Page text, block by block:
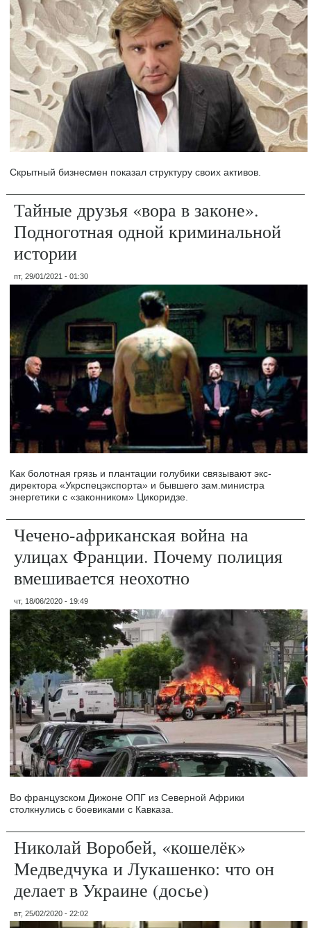
Скрытный бизнесмен показал структуру своих активов.
Тайные друзья «вора в законе».
Подноготная одной криминальной
истории
пт, 29/01/2021 - 01:30
Как болотная грязь и плантации голубики связывают экс-
директора «Укрспецэкспорта» и бывшего зам.министра
энергетики с «законником» Цикоридзе.
Чечено-африканская война на
улицах Франции. Почему полиция
вмешивается неохотно
чт, 18/06/2020 - 19:49
Во французском Дижоне ОПГ из Северной Африки
столкнулись с боевиками с Кавказа.
Николай Воробей, «кошелёк»
Медведчука и Лукашенко: что он
делает в Украине (досье)
вт, 25/02/2020 - 22:02